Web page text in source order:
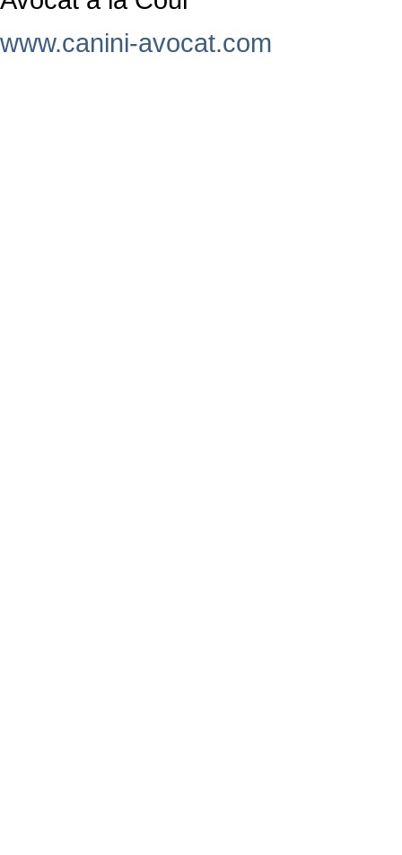
www.canini-avocat.com